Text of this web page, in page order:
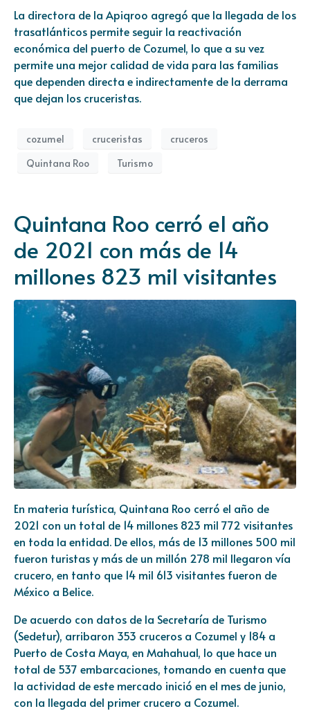
La directora de la Apiqroo agregó que la llegada de los
trasatlánticos permite seguir la reactivación
económica del puerto de Cozumel, lo que a su vez
permite una mejor calidad de vida para las familias
que dependen directa e indirectamente de la derrama
que dejan los cruceristas.
cozumel cruceristas
cruceros
Quintana Roo
Turismo
Quintana Roo cerró el año
de 2021 con más de 14
millones 823 mil visitantes
En materia turística, Quintana Roo cerró el año de
2021 con un total de 14 millones 823 mil 772 visitantes
en toda la entidad. De ellos, más de 13 millones 500 mil
fueron turistas y más de un millón 278 mil llegaron vía
crucero, en tanto que 14 mil 613 visitantes fueron de
México a Belice.
De acuerdo con datos de la Secretaría de Turismo
(Sedetur), arribaron 353 cruceros a Cozumel y 184 a
Puerto de Costa Maya, en Mahahual, lo que hace un
total de 537 embarcaciones, tomando en cuenta que
la actividad de este mercado inició en el mes de junio,
con la llegada del primer crucero a Cozumel.